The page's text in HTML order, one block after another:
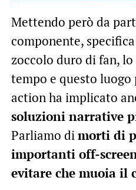
Mettendo però da
componente,
zoccolo duro di fan,
tempo e questo luogo
action ha implicato
soluzioni narrative
Parliamo di morti di
importanti off-
evitare che muoia il